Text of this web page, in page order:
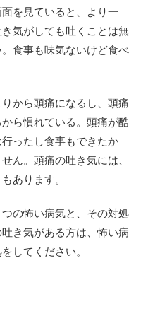
を見ていると、より一
気がしても吐くことは無
食事も味気ないけど食べ
から頭痛になるし、頭痛
ら慣れている。頭痛が酷
ったし食事もできたか
ん。頭痛の吐き気には、
あります。
の怖い病気と、その対処
き気がある方は、怖い病
してください。